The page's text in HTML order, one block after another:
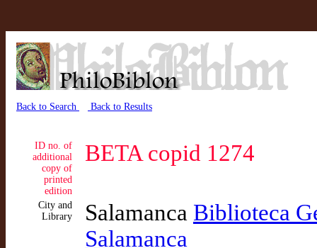
Back to Search Back to Results
ID no. of
additional
copy of
printed
edition
BETA copid 1274
City and
Library
Salamanca Biblioteca
Salamanca